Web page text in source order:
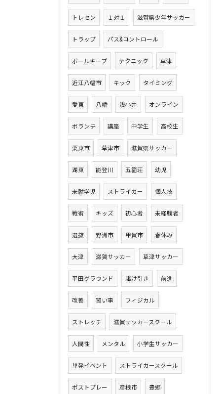
トレセン １対１ 滋賀県少年サッカー
トラップ パス&コントロール
ボールキープ テクニック 草津
近江八幡市 キック タイミング
愛東 八幡 浅小井 オンライン
ボランチ 講座 中学生 高校生
栗東市 草津市 滋賀県サッカー
湖東 能登川 五箇荘 幼児
未就学児 ストライカー 個人技
戦術 キッズ 初心者 未経験者
選抜 野洲市 甲賀市 春休み
大津 滋賀サッカー 草津サッカー
平田グラウンド 駆け引き 前進
改善 習い事 フィジカル
ストレッチ 滋賀サッカースクール
人間性 メンタル 小学生サッカー
単発イベント ストライカースクール
ポストプレー 彦根市 豊郷